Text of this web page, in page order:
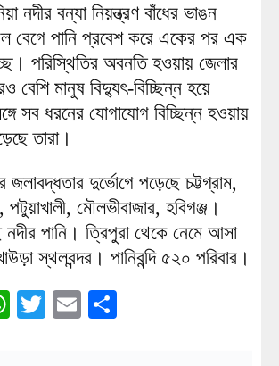
নদীর বন্যা নিয়ন্ত্রণ বাঁধের ভাঙন
বেগে পানি প্রবেশ করে একের পর এক
পরিস্থিতির অবনতি হওয়ায় জেলার
বেশি মানুষ বিদ্যুৎ-বিচ্ছিন্ন হয়ে
সব ধরনের যোগাযোগ বিচ্ছিন্ন হওয়ায়
তারা।
জলাবদ্ধতার দুর্ভোগে পড়েছে চট্টগ্রাম,
পটুয়াখালী, মৌলভীবাজার, হবিগঞ্জ।
নদীর পানি। ত্রিপুরা থেকে নেমে আসা
স্থলবন্দর। পানিবন্দি ৫২০ পরিবার।
WhatsApp
TwitterEmail